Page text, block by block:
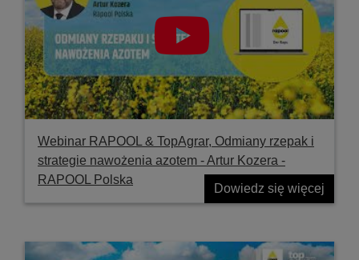
Webinar RAPOOL & TopAgrar, Odmiany rzepak i
strategie nawożenia azotem - Artur Kozera -
RAPOOL Polska
Dowiedz się więcej